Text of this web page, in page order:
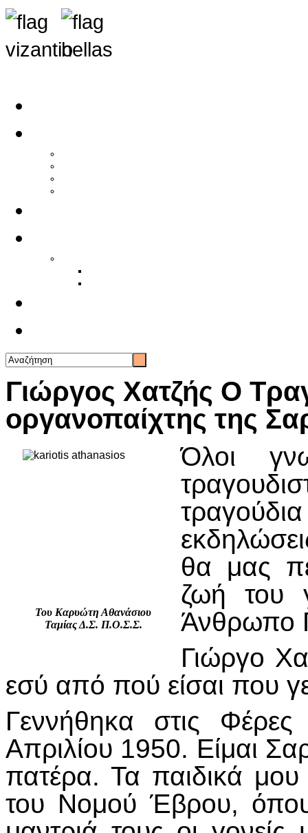
Γιώργος Χατζής Ο
οργανοπαίχτης της
Του Καρυώτη Αθανάσιου
Ταμίας Δ.Σ. Π.Ο.Σ.Σ.
Όλοι
θα μας
ζωή του
Άνθρωπο
Γιώργο
εσύ από πού είσαι που
Γεννήθηκα στις
Απριλίου 1950. Είμαι
πατέρα. Τα παιδικά
του Νομού Έβρου, όπου